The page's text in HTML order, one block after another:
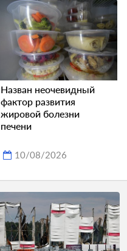
Назван неочевидный
фактор развития
жировой болезни
печени
10/08/2026